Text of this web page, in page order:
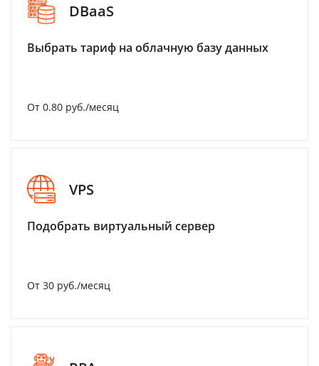
DBaaS
Выбрать тариф на облачную базу данных
От 0.80 руб./месяц
VPS
Подобрать виртуальный сервер
От 30 руб./месяц